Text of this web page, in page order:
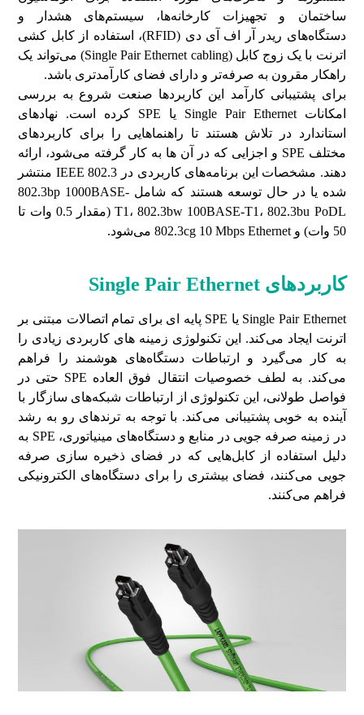
ساختمان و تجهیزات کارخانه‌ها، سیستم‌های هشدار و
دستگاه‌های ریدر آر اف آی دی (RFID)، استفاده از کابل کشی
اترنت با یک زوج کابل (Single Pair Ethernet cabling) می‌تواند یک
راهکار مقرون به صرفه‌تر و دارای فضای کارآمدتری باشد.
برای پشتیبانی کارآمد این کاربردها صنعت شروع به بررسی
امکانات Single Pair Ethernet یا SPE کرده است. نهادهای
استاندارد در تلاش هستند تا راهنماهایی را برای کاربردهای
مختلف SPE و اجزایی که در آن ها به کار گرفته می‌شود، ارائه
دهند. مشخصات این برنامه‌های کاربردی در IEEE 802.3 منتشر
شده یا در حال توسعه هستند که شامل 802.3bp 1000BASE-
T1، 802.3bw 100BASE-T1، 802.3bu PoDL (مقدار 0.5 وات تا
50 وات) و 802.3cg 10 Mbps Ethernet می‌شود.
کاربردهای Single Pair Ethernet
Single Pair Ethernet یا SPE پایه ای برای تمام اتصالات مبتنی بر
اترنت ایجاد می‌کند. این تکنولوژی زمینه های کاربردی زیادی را
به کار می‌گیرد و ارتباطات دستگاه‌های هوشمند را فراهم
می‌کند. به لطف خصوصیات انتقال فوق العاده SPE حتی در
فواصل طولانی، این تکنولوژی از ارتباطات شبکه‌های سازگار با
آینده به خوبی پشتیبانی می‌کند. با توجه به ترندهای رو به رشد
در زمینه صرفه جویی در منابع و دستگاه‌های مینیاتوری، SPE به
دلیل استفاده از کابل‌هایی که در فضای ذخیره سازی صرفه
جویی می‌کنند، فضای بیشتری را برای دستگاه‌های الکترونیکی
فراهم می‌کنند.